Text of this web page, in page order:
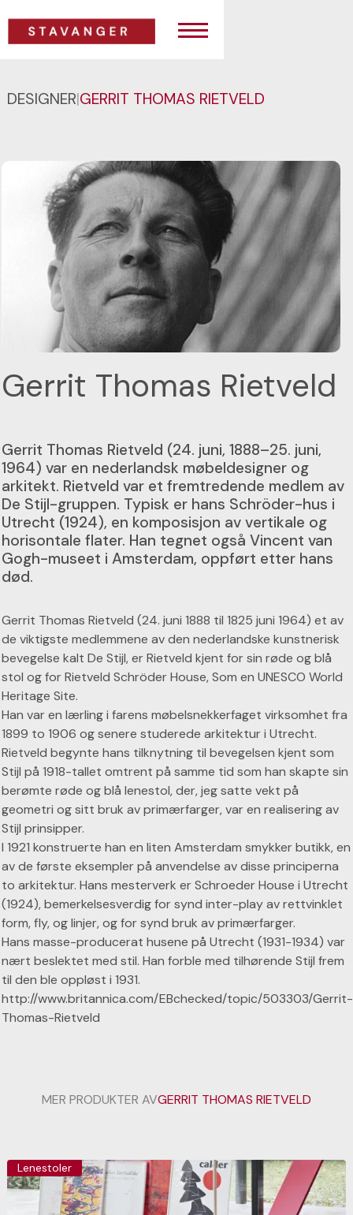
DESIGNER|GERRIT THOMAS RIETVELD
Gerrit Thomas Rietveld
Gerrit Thomas Rietveld (24. juni, 1888–25. juni,
1964) var en nederlandsk møbeldesigner og
arkitekt. Rietveld var et fremtredende medlem av
De Stijl-gruppen. Typisk er hans Schröder-hus i
Utrecht (1924), en komposisjon av vertikale og
horisontale flater. Han tegnet også Vincent van
Gogh-museet i Amsterdam, oppført etter hans
død.
Gerrit Thomas Rietveld (24. juni 1888 til 1825 juni 1964) et av
de viktigste medlemmene av den nederlandske kunstnerisk
bevegelse kalt De Stijl, er Rietveld kjent for sin røde og blå
stol og for Rietveld Schröder House, Som en UNESCO World
Heritage Site.
Han var en lærling i farens møbelsnekkerfaget virksomhet fra
1899 to 1906 og senere studerede arkitektur i Utrecht.
Rietveld begynte hans tilknytning til bevegelsen kjent som
Stijl på 1918-tallet omtrent på samme tid som han skapte sin
berømte røde og blå lenestol, der, jeg satte vekt på
geometri og sitt bruk av primærfarger, var en realisering av
Stijl prinsipper.
I 1921 konstruerte han en liten Amsterdam smykker butikk, en
av de første eksempler på anvendelse av disse principerna
to arkitektur. Hans mesterverk er Schroeder House i Utrecht
(1924), bemerkelsesverdig for synd inter-play av rettvinklet
form, fly, og linjer, og for synd bruk av primærfarger.
Hans masse-producerat husene på Utrecht (1931-1934) var
nært beslektet med stil. Han forble med tilhørende Stijl frem
til den ble oppløst i 1931.
http://www.britannica.com/EBchecked/topic/503303/Gerrit-
Thomas-Rietveld
MER PRODUKTER AVGERRIT THOMAS RIETVELD
Lenestoler